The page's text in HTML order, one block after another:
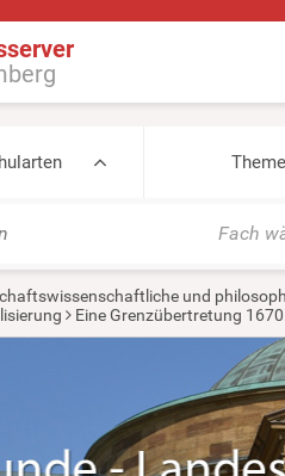
Fach
und
Eine Grenzübertretung